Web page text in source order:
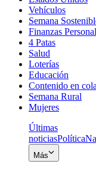
Vehículos
Semana
Finanzas
4 Patas
Salud
Loterías
Educación
Contenido en
Semana Rural
Mujeres
Últimas
noticiasPolítica
Más